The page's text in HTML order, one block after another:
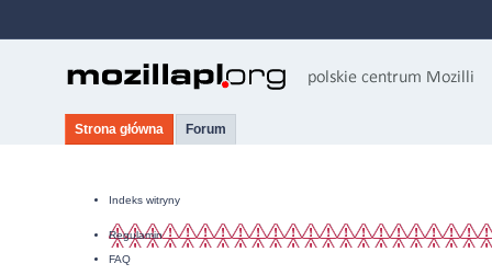
Strona główna Forum
Indeks witryny
Regulamin
FAQ